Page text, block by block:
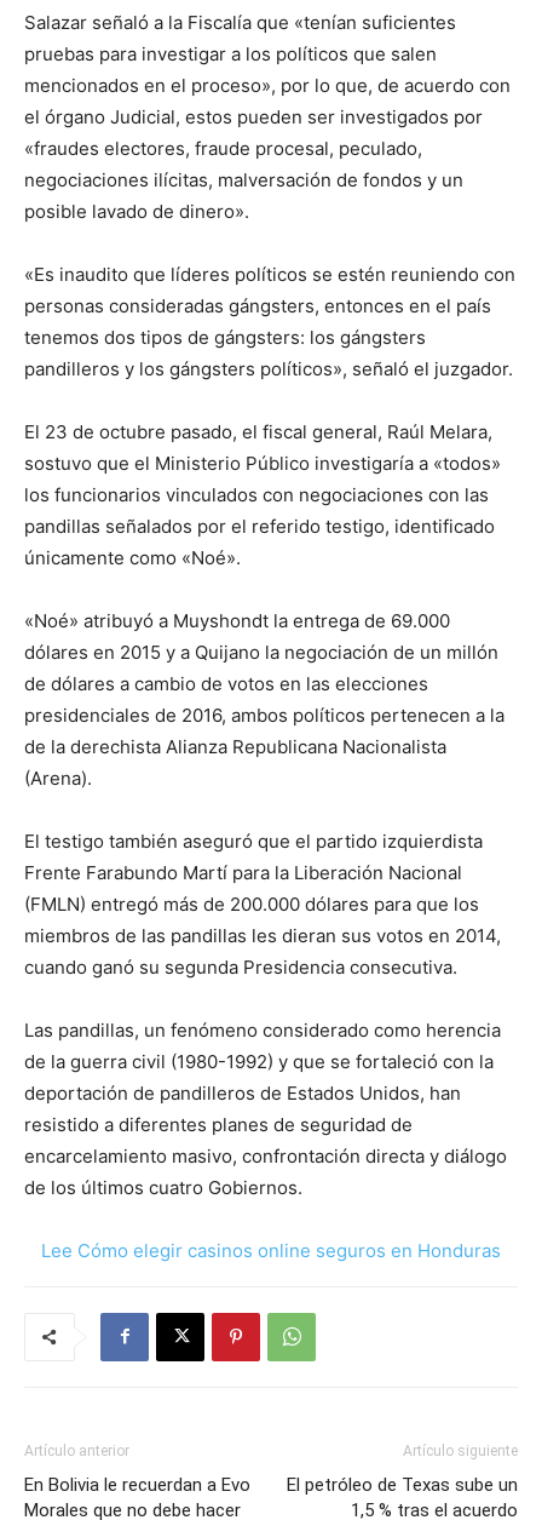
Salazar señaló a la Fiscalía que «tenían suficientes
pruebas para investigar a los políticos que salen
mencionados en el proceso», por lo que, de acuerdo con
el órgano Judicial, estos pueden ser investigados por
«fraudes electores, fraude procesal, peculado,
negociaciones ilícitas, malversación de fondos y un
posible lavado de dinero».
«Es inaudito que líderes políticos se estén reuniendo con
personas consideradas gángsters, entonces en el país
tenemos dos tipos de gángsters: los gángsters
pandilleros y los gángsters políticos», señaló el juzgador.
El 23 de octubre pasado, el fiscal general, Raúl Melara,
sostuvo que el Ministerio Público investigaría a «todos»
los funcionarios vinculados con negociaciones con las
pandillas señalados por el referido testigo, identificado
únicamente como «Noé».
«Noé» atribuyó a Muyshondt la entrega de 69.000
dólares en 2015 y a Quijano la negociación de un millón
de dólares a cambio de votos en las elecciones
presidenciales de 2016, ambos políticos pertenecen a la
de la derechista Alianza Republicana Nacionalista
(Arena).
El testigo también aseguró que el partido izquierdista
Frente Farabundo Martí para la Liberación Nacional
(FMLN) entregó más de 200.000 dólares para que los
miembros de las pandillas les dieran sus votos en 2014,
cuando ganó su segunda Presidencia consecutiva.
Las pandillas, un fenómeno considerado como herencia
de la guerra civil (1980-1992) y que se fortaleció con la
deportación de pandilleros de Estados Unidos, han
resistido a diferentes planes de seguridad de
encarcelamiento masivo, confrontación directa y diálogo
de los últimos cuatro Gobiernos.
Lee Cómo elegir casinos online seguros en Honduras
Artículo anterior
En Bolivia le recuerdan a Evo
Morales que no debe hacer
Artículo siguiente
El petróleo de Texas sube un
1,5 % tras el acuerdo